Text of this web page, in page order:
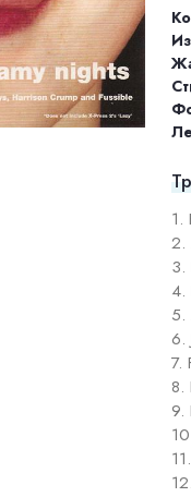
1.
2.
3.
4.
5.
6.
7.
8.
9.